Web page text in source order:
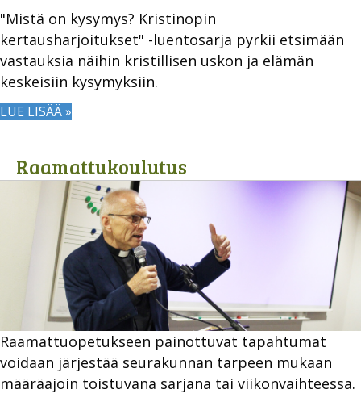
"Mistä on kysymys? Kristinopin
kertausharjoitukset" -luentosarja pyrkii etsimään
vastauksia näihin kristillisen uskon ja elämän
keskeisiin kysymyksiin.
LUE LISÄÄ »
Raamattukoulutus
Raamattuopetukseen painottuvat tapahtumat
voidaan järjestää seurakunnan tarpeen mukaan
määräajoin toistuvana sarjana tai viikonvaihteessa.